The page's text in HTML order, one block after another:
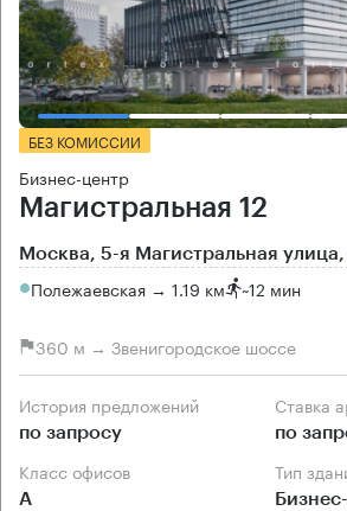
БЕЗ КОМИССИИ
Бизнес-центр
Магистральная 12
Москва, 5-я Магистральная
Полежаевская → 1.19 км ~12 мин
360 м → Звенигородское шоссе
История предложений
по запросу
Ставка
по
Класс офисов
А
Тип